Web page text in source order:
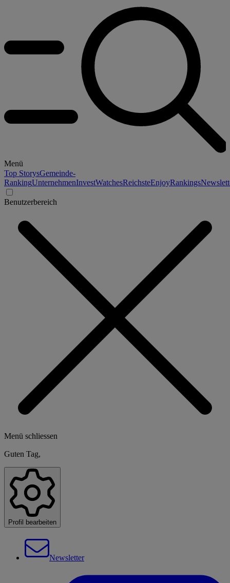
Menü
Top StorysGemeinde-
RankingUnternehmenInvestWatchesReichsteEnjoyRankings
Benutzerbereich
Menü schliessen
Guten Tag,
Profil bearbeiten
Newsletter